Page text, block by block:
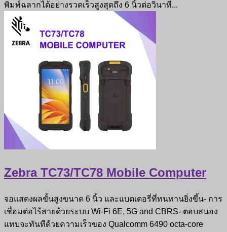
พิมพ์ฉลากได้อย่างรวดเร็วสูงสุดถึง 6 นิ้วต่อวินาที...
Zebra TC73/TC78 Mobile Computer
จอแสดงผลขั้นสูงขนาด 6 นิ้ว และแบตเตอรี่ที่ทนทานยิ่งขึ้น- การ
เชื่อมต่อไร้สายด้วยระบบ Wi-Fi 6E, 5G and CBRS- ตอบสนอง
แทบจะทันทีด้วยความเร็วของ Qualcomm 6490 octa-core